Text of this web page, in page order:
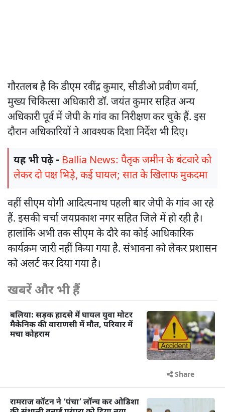
गौरतलब है कि डीएम रवींद्र कुमार, सीडीओ प्रवीण वर्मा,
मुख्य चिकित्सा अधिकारी डॉ. जयंत कुमार सहित अन्य
अधिकारी पूर्व में जेपी के गांव का निरीक्षण कर चुके हैं. इस
दौरान अधिकारियों ने आवश्यक दिशा निर्देश भी दिए।
यह भी पढ़े - Ballia News: पैतृक जमीन के बंटवारे को
लेकर दो पक्ष भिड़े, कई घायल; सात के खिलाफ मुकदमा
वहीं सीएम योगी आदित्यनाथ पहली बार जेपी के गांव आ रहे
हैं. इसकी चर्चा जयप्रकाश नगर सहित जिले में हो रही है।
हालांकि अभी तक सीएम के दौरे का कोई आधिकारिक
कार्यक्रम जारी नहीं किया गया है. संभावना को लेकर प्रशासन
को अलर्ट कर दिया गया है।
खबरें और भी हैं
बलिया: सड़क हादसे में घायल युवा मोटर
मैकेनिक की वाराणसी में मौत, परिवार में
मचा कोहराम
Share
रामराज कॉटन ने ‘पंचा’ लॉन्च कर ओडिशा